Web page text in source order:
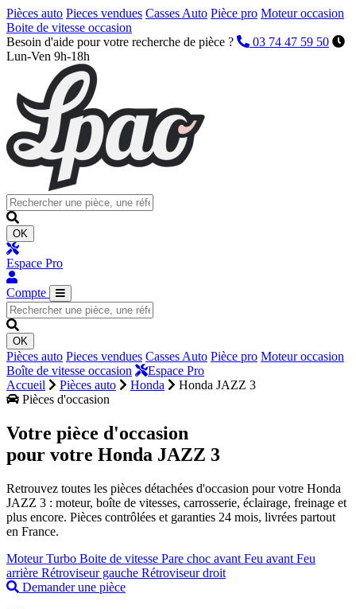
Pièces auto Pieces vendues Casses Auto Pièce pro Moteur occasion
Boite de vitesse occasion
Besoin d'aide pour votre recherche de pièce ?
03 74 47 59 50
Lun-Ven 9h-18h
OK
Espace Pro
Compte
OK
Pièces auto Pieces vendues Casses Auto Pièce pro Moteur occasion
Boîte de vitesse occasion
Espace Pro
Accueil
Pièces auto Honda
Honda JAZZ 3
Pièces d'occasion
Votre pièce d'occasion
pour votre Honda JAZZ 3
Retrouvez toutes les pièces détachées d'occasion pour votre Honda
JAZZ 3 : moteur, boîte de vitesses, carrosserie, éclairage, freinage et
plus encore. Pièces contrôlées et garanties 24 mois, livrées partout
en France.
MoteurTurbo Boite de vitesse Pare choc avant Feu avant Feu
arrière Rétroviseur gauche Rétroviseur droit
Demander une pièce